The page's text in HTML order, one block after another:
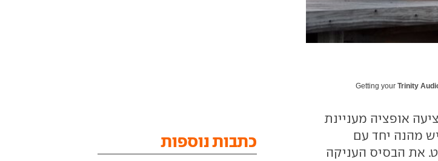
Getting yourTrinity
אופציה מעניינת
מהנה יחד עם
את הבסיס העניקה
כתבות נוספות